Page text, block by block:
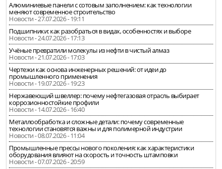
Алюминиевые панели с сотовым заполнением: как технологии
меняют современное строительство
Новости - 27.07.2026 - 19:11
Подшипники: как разобраться в видах, особенностях и выборе
Новости - 24.07.2026 - 17:13
Учёные превратили молекулы из нефти в чистый алмаз
Новости - 21.07.2026 - 17:03
Чертежи как основа инженерных решений: от идеи до
промышленного применения
Новости - 19.07.2026 - 19:23
Нержавеющий швеллер: почему нефтегазовая отрасль выбирает
коррозионностойкие профили
Новости - 14.07.2026 - 16:40
Металлообработка и сложные детали: почему современные
технологии становятся важны и для полимерной индустрии
Новости - 08.07.2026 - 11:04
Промышленные прессы нового поколения: как характеристики
оборудования влияют на скорость и точность штамповки
Новости - 07.07.2026 - 20:59